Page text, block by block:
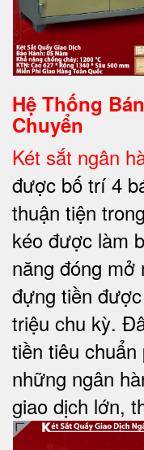
Hệ Thống
Chuyển
Két sắt ngân
được bố trí 4
thuận tiện
kéo được làm
năng đóng mở
đựng tiền
triệu chu kỳ.
tiền tiêu
những ngân
giao dịch lớn,